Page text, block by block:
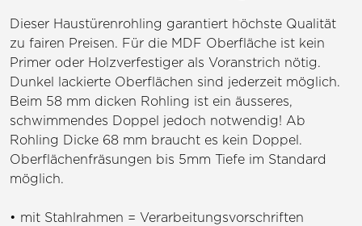
Dieser Haustürenrohling garantiert höchste Qualität
zu fairen Preisen. Für die MDF Oberfläche ist kein
Primer oder Holzverfestiger als Voranstrich nötig.
Dunkel lackierte Oberflächen sind jederzeit möglich.
Beim 58 mm dicken Rohling ist ein äusseres,
schwimmendes Doppel jedoch notwendig! Ab
Rohling Dicke 68 mm braucht es kein Doppel.
Oberflächenfräsungen bis 5mm Tiefe im Standard
möglich.
• mit Stahlrahmen = Verarbeitungsvorschriften